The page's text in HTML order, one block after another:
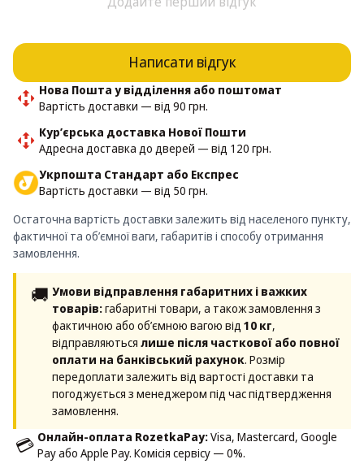
Написати відгук
Нова Пошта у відділення або поштомат
Вартість доставки — від 90 грн.
Кур’єрська доставка Нової Пошти
Адресна доставка до дверей — від 120 грн.
Укрпошта Стандарт або Експрес
Вартість доставки — від 50 грн.
Остаточна вартість доставки залежить від населеного пункту,
фактичної та об’ємної ваги, габаритів і способу отримання
замовлення.
🚚 Умови відправлення габаритних і важких
товарів:габаритні товари, а також замовлення з
фактичною або об’ємною вагою від 10 кг,
відправляються лише після часткової або повної
оплати на банківський рахунок. Розмір
передоплати залежить від вартості доставки та
погоджується з менеджером під час підтвердження
замовлення.
💳 Онлайн-оплата RozetkaPay:Visa, Mastercard, Google
Pay або Apple Pay. Комісія сервісу — 0%.